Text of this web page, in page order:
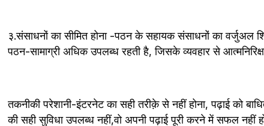
३.संसाधनों का सीमित होना -पठन के सहायक संसाधनों का वर्जुअल
पठन-सामाग्री अधिक उपलब्ध रहती है, जिसके व्यवहार से
तकनीकी परेशानी-इंटरनेट का सही तरीक़े से नहीं होना, पढ़ाई को
की सही सुविधा उपलब्ध नहीं,वो अपनी पढ़ाई पूरी करने में सफल नहीं